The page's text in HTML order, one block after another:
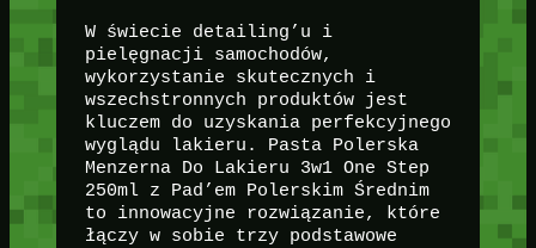
W świecie detailing’u i
pielęgnacji samochodów,
wykorzystanie skutecznych i
wszechstronnych produktów jest
kluczem do uzyskania perfekcyjnego
wyglądu lakieru. Pasta Polerska
Menzerna Do Lakieru 3w1 One Step
250ml z Pad’em Polerskim Średnim
to innowacyjne rozwiązanie, które
łączy w sobie trzy podstawowe